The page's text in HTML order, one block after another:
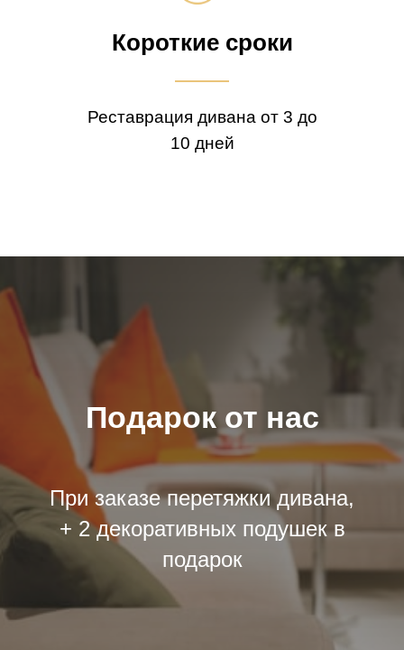
Короткие сроки
Реставрация дивана от 3 до
10 дней
Подарок от нас
При заказе перетяжки дивана,
+ 2 декоративных подушек в
подарок